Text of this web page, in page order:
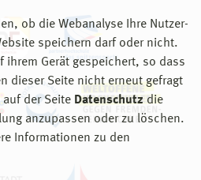
ob die Webanalyse Ihre Nutzer-
speichern darf oder nicht.
ihrem Gerät gespeichert, so dass
dieser Seite nicht erneut gefragt
der Seite Datenschutz die
anzupassen oder zu löschen.
Informationen zu den